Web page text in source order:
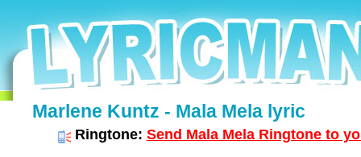
Marlene Kuntz - Mala Mela lyric
Ringtone: Send Mala Mela Ringtone to